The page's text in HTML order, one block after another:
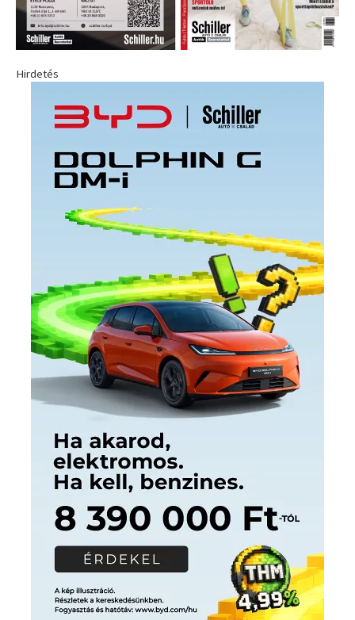
Hirdetés